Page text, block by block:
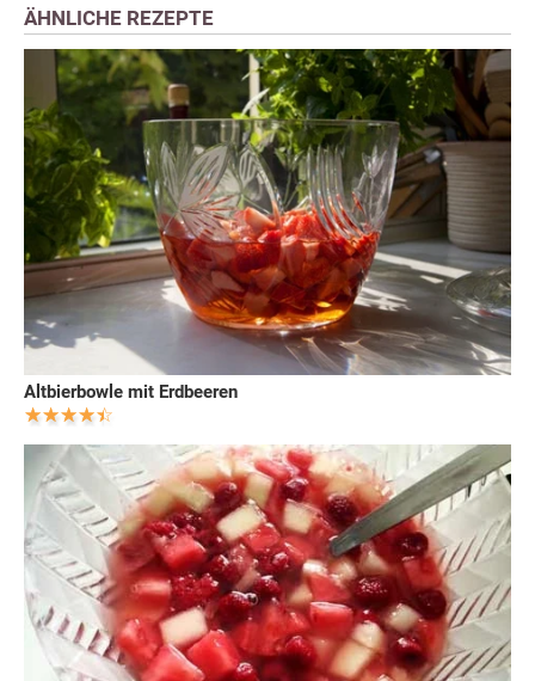
ÄHNLICHE REZEPTE
Altbierbowle mit Erdbeeren